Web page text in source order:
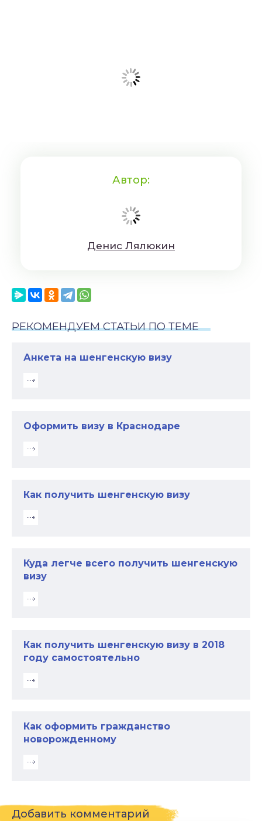
Автор:
Дeниc Лялюкин
РЕКОМЕНДУЕМ СТАТЬИ ПО ТЕМЕ
Анкета на шенгенскую визу
Оформить визу в Краснодаре
Как получить шенгенскую визу
Куда легче всего получить шенгенскую
визу
Как получить шенгенскую визу в 2018
году самостоятельно
Как оформить гражданство
новорожденному
Добавить комментарий